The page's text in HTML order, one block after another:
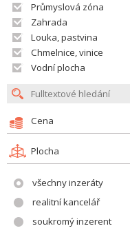
Průmyslová zóna
Zahrada
Louka, pastvina
Chmelnice, vinice
Vodní plocha
Cena
Plocha
všechny inzeráty
realitní kancelář
soukromý inzerent